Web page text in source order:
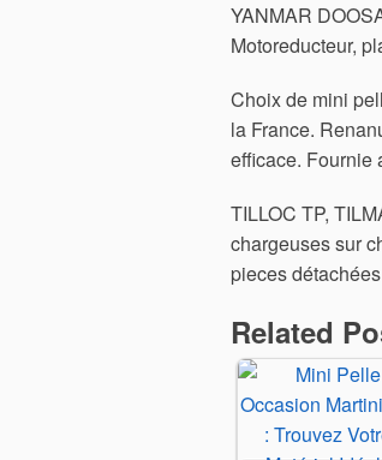
YANMAR
Motoreducteur,
Choix de mini
la France.
efficace. Fournie
TILLOC TP,
chargeuses sur
pieces
Related